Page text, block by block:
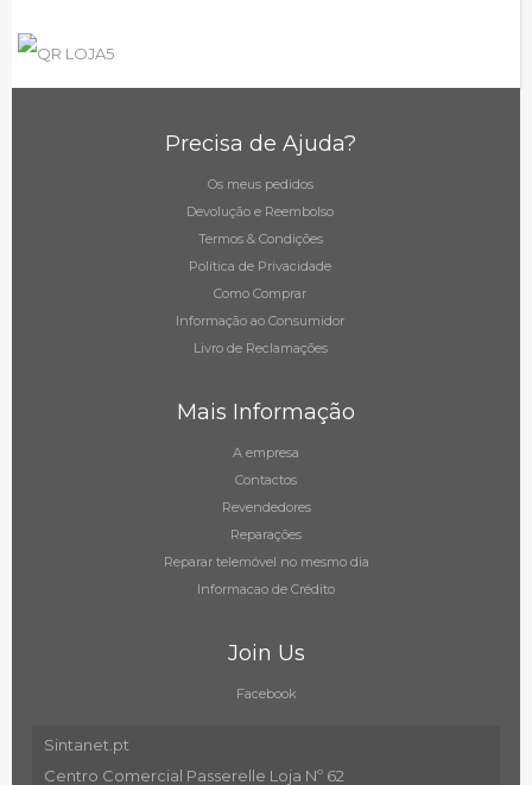
Precisa de Ajuda?
Os meus pedidos
Devolução e Reembolso
Termos & Condições
Política de Privacidade
Como Comprar
Informação ao Consumidor
Livro de Reclamações
Mais Informação
A empresa
Contactos
Revendedores
Reparações
Reparar telemóvel no mesmo dia
Informacao de Crédito
Join Us
Facebook
Sintanet.pt
Centro Comercial Passerelle Loja Nº 62